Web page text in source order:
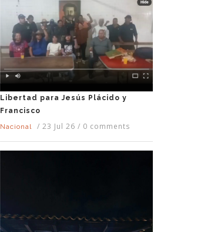
Libertad para Jesús Plácido y
Francisco
Nacional
/ 23 Jul 26 / 0 comments